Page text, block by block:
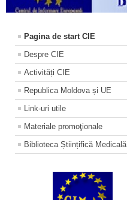
Pagina de start CIE
Despre CIE
Activități CIE
Republica Moldova și UE
Link-uri utile
Materiale promoţionale
Biblioteca Științifică Medicală